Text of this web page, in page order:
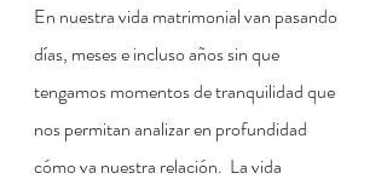
En nuestra vida matrimonial van pasando
días, meses e incluso años sin que
tengamos momentos de tranquilidad que
nos permitan analizar en profundidad
cómo va nuestra relación.  La vida